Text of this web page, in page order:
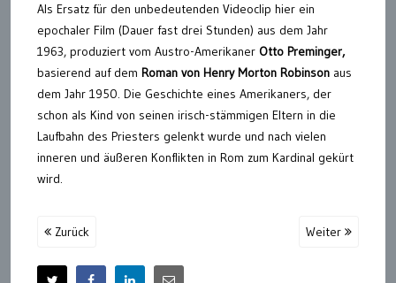
Als Ersatz für den unbedeutenden Videoclip hier ein
epochaler Film (Dauer fast drei Stunden) aus dem Jahr
1963, produziert vom Austro-Amerikaner Otto Preminger,
basierend auf dem Roman von Henry Morton Robinson aus
dem Jahr 1950. Die Geschichte eines Amerikaners, der
schon als Kind von seinen irisch-stämmigen Eltern in die
Laufbahn des Priesters gelenkt wurde und nach vielen
inneren und äußeren Konflikten in Rom zum Kardinal gekürt
wird.
Zurück Weiter